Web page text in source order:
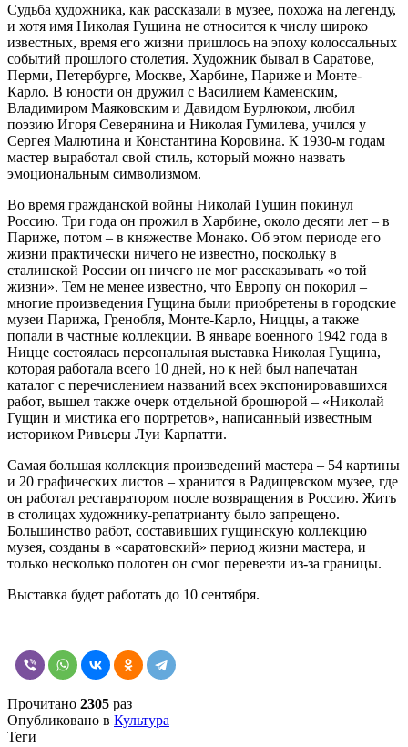
Судьба художника, как рассказали в музее, похожа на легенду,
и хотя имя Николая Гущина не относится к числу широко
известных, время его жизни пришлось на эпоху колоссальных
событий прошлого столетия. Художник бывал в Саратове,
Перми, Петербурге, Москве, Харбине, Париже и Монте-
Карло. В юности он дружил с Василием Каменским,
Владимиром Маяковским и Давидом Бурлюком, любил
поэзию Игоря Северянина и Николая Гумилева, учился у
Сергея Малютина и Константина Коровина. К 1930-м годам
мастер выработал свой стиль, который можно назвать
эмоциональным символизмом.
Во время гражданской войны Николай Гущин покинул
Россию. Три года он прожил в Харбине, около десяти лет – в
Париже, потом – в княжестве Монако. Об этом периоде его
жизни практически ничего не известно, поскольку в
сталинской России он ничего не мог рассказывать «о той
жизни». Тем не менее известно, что Европу он покорил –
многие произведения Гущина были приобретены в городские
музеи Парижа, Гренобля, Монте-Карло, Ниццы, а также
попали в частные коллекции. В январе военного 1942 года в
Ницце состоялась персональная выставка Николая Гущина,
которая работала всего 10 дней, но к ней был напечатан
каталог с перечислением названий всех экспонировавшихся
работ, вышел также очерк отдельной брошюрой – «Николай
Гущин и мистика его портретов», написанный известным
историком Ривьеры Луи Карпатти.
Самая большая коллекция произведений мастера – 54 картины
и 20 графических листов – хранится в Радищевском музее, где
он работал реставратором после возвращения в Россию. Жить
в столицах художнику-репатрианту было запрещено.
Большинство работ, составивших гущинскую коллекцию
музея, созданы в «саратовский» период жизни мастера, и
только несколько полотен он смог перевезти из-за границы.
Выставка будет работать до 10 сентября.
Прочитано 2305 раз
Опубликовано в Культура
Теги